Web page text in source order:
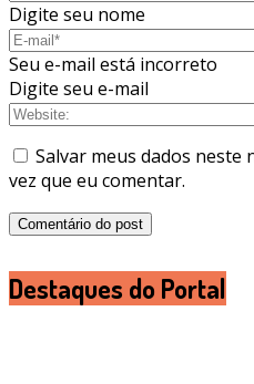
Digite seu nome
Seu e-mail está incorreto
Digite seu e-mail
Salvar meus dados neste
vez que eu comentar.
Destaques do Portal